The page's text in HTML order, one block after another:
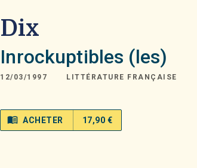
Dix
Inrockuptibles (les)
12/03/1997 LITTÉRATURE FRANÇAISE
menu_book ACHETER 17,90 €